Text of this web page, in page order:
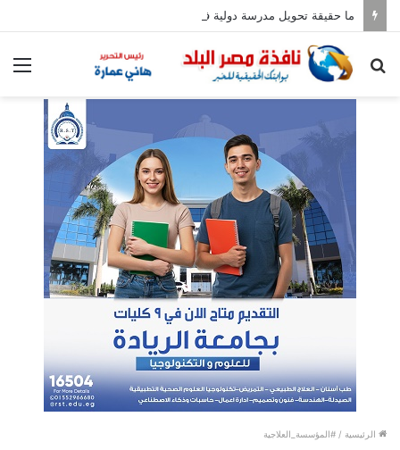
ما حقيقة تحويل مدرسة دولية في بولاق إلى تعليم أساسي؟
بحث
الرئيسية / #المؤسسة_العلاجية